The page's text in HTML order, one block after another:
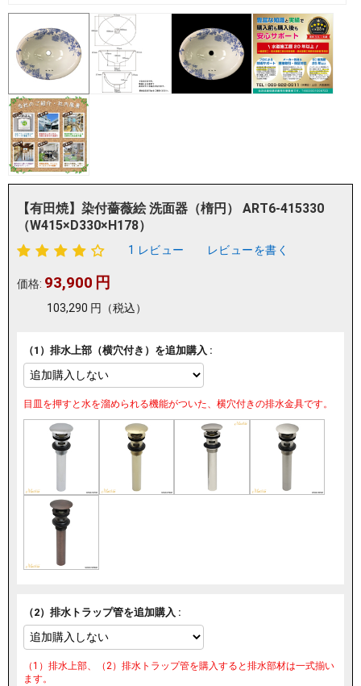
【有田焼】染付薔薇絵 洗面器（楕円） ART6-415330
（W415×D330×H178）
1 レビュー レビューを書く
価格: 93,900 円
103,290 円 （税込）
（1）排水上部（横穴付き）を追加購入 :
目皿を押すと水を溜められる機能がついた、横穴付きの排水金具です。
（2）排水トラップ管を追加購入 :
（1）排水上部、（2）排水トラップ管を購入すると排水部材は一式揃い
ます。